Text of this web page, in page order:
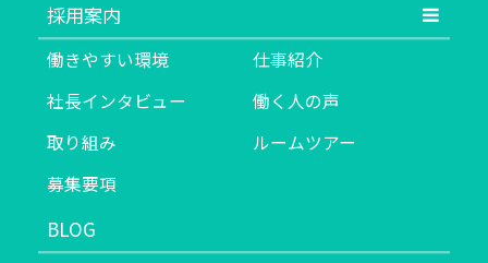
採用案内
働きやすい環境
仕事紹介
社長インタビュー
働く人の声
取り組み
ルームツアー
募集要項
BLOG